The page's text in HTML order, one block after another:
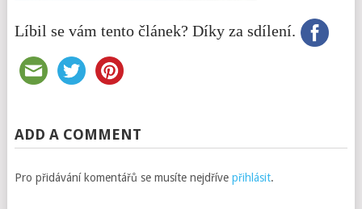
Líbil se vám tento článek? Díky za sdílení.
ADD A COMMENT
Pro přidávání komentářů se musíte nejdříve přihlásit.